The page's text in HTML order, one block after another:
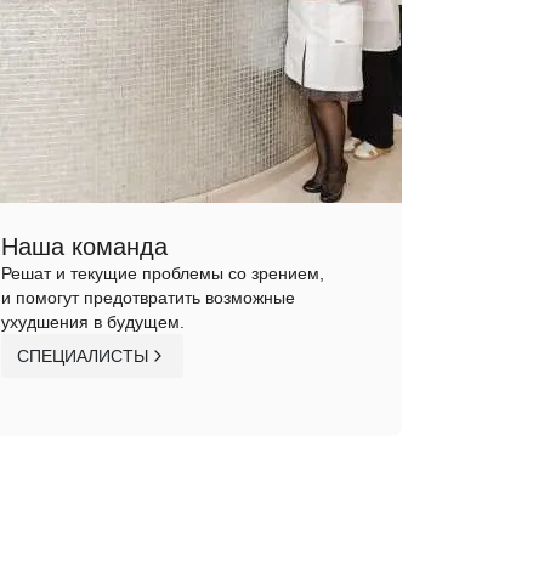
Наша команда
Решат и текущие проблемы со зрением,
и помогут предотвратить возможные
ухудшения в будущем.
СПЕЦИАЛИСТЫ